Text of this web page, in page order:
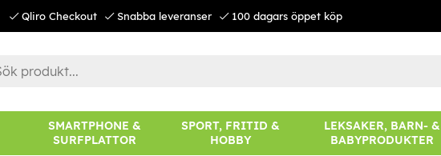
Qliro Checkout Snabba leveranser 100 dagars öppet köp
SMARTPHONE &
SURFPLATTOR
SPORT, FRITID &
HOBBY
LEKSAKER, BARN- &
BABYPRODUKTER